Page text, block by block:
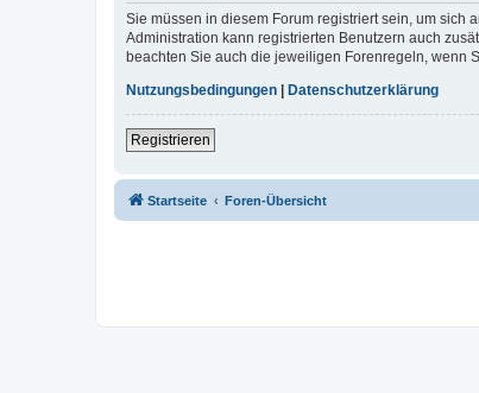
Sie müssen in diesem Forum registriert sein, um sich
Administration kann registrierten Benutzern auch
beachten Sie auch die jeweiligen Forenregeln, wenn
Nutzungsbedingungen
Datenschutzerklärung
Registrieren
Startseite Foren-Übersicht